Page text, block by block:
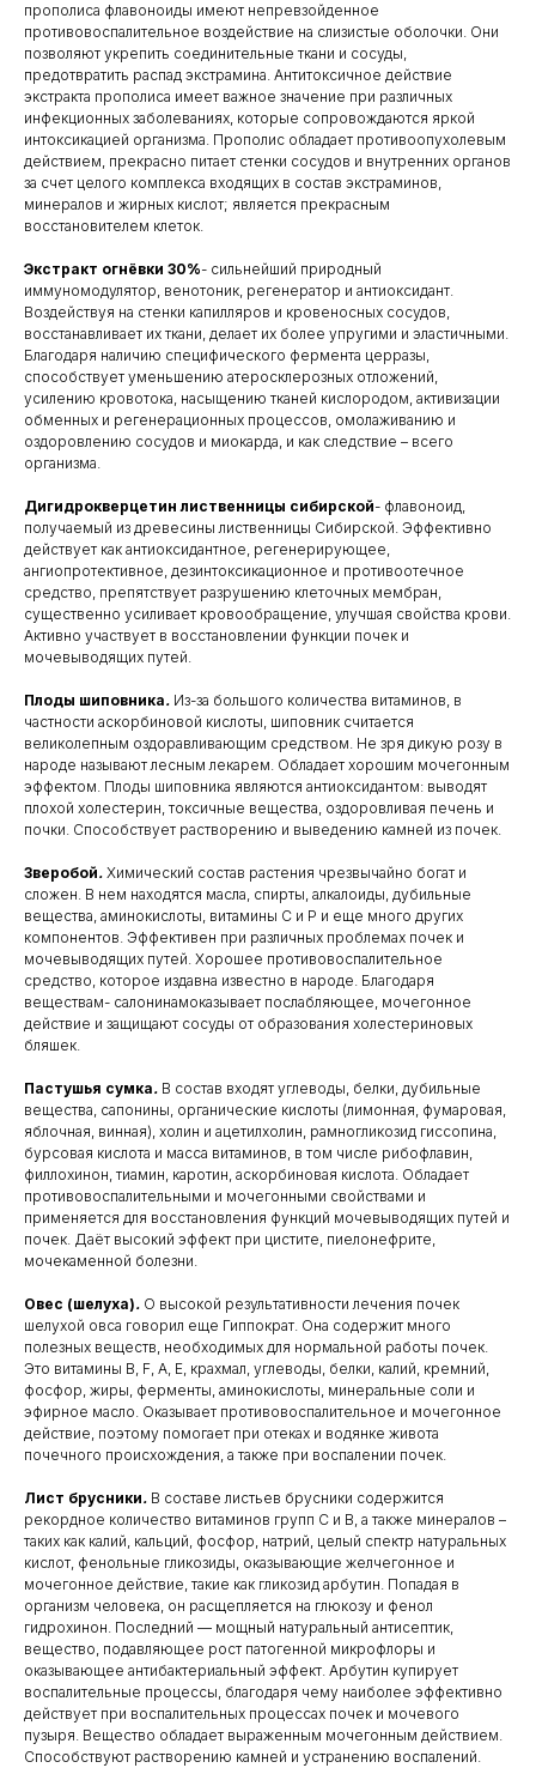
прополиса флавоноиды имеют непревзойденное
противовоспалительное воздействие на слизистые оболочки. Они
позволяют укрепить соединительные ткани и сосуды,
предотвратить распад экстрамина. Антитоксичное действие
экстракта прополиса имеет важное значение при различных
инфекционных заболеваниях, которые сопровождаются яркой
интоксикацией организма. Прополис обладает противоопухолевым
действием, прекрасно питает стенки сосудов и внутренних органов
за счет целого комплекса входящих в состав экстраминов,
минералов и жирных кислот; является прекрасным
восстановителем клеток.
Экстракт огнёвки 30%- сильнейший природный
иммуномодулятор, венотоник, регенератор и антиоксидант.
Воздействуя на стенки капилляров и кровеносных сосудов,
восстанавливает их ткани, делает их более упругими и эластичными.
Благодаря наличию специфического фермента церразы,
способствует уменьшению атеросклерозных отложений,
усилению кровотока, насыщению тканей кислородом, активизации
обменных и регенерационных процессов, омолаживанию и
оздоровлению сосудов и миокарда, и как следствие – всего
организма.
Дигидрокверцетин лиственницы сибирской- флавоноид,
получаемый из древесины лиственницы Сибирской. Эффективно
действует как антиоксидантное, регенерирующее,
ангиопротективное, дезинтоксикационное и противоотечное
средство, препятствует разрушению клеточных мембран,
существенно усиливает кровообращение, улучшая свойства крови.
Активно участвует в восстановлении функции почек и
мочевыводящих путей.
Плоды шиповника. Из-за большого количества витаминов, в
частности аскорбиновой кислоты, шиповник считается
великолепным оздоравливающим средством. Не зря дикую розу в
народе называют лесным лекарем. Обладает хорошим мочегонным
эффектом. Плоды шиповника являются антиоксидантом: выводят
плохой холестерин, токсичные вещества, оздоровливая печень и
почки. Способствует растворению и выведению камней из почек.
Зверобой. Химический состав растения чрезвычайно богат и
сложен. В нем находятся масла, спирты, алкалоиды, дубильные
вещества, аминокислоты, витамины С и Р и еще много других
компонентов. Эффективен при различных проблемах почек и
мочевыводящих путей. Хорошее противовоспалительное
средство, которое издавна известно в народе. Благодаря
веществам- салонинамоказывает послабляющее, мочегонное
действие и защищают сосуды от образования холестериновых
бляшек.
Пастушья сумка. В состав входят углеводы, белки, дубильные
вещества, сапонины, органические кислоты (лимонная, фумаровая,
яблочная, винная), холин и ацетилхолин, рамногликозид гиссопина,
бурсовая кислота и масса витаминов, в том числе рибофлавин,
филлохинон, тиамин, каротин, аскорбиновая кислота. Обладает
противовоспалительными и мочегонными свойствами и
применяется для восстановления функций мочевыводящих путей и
почек. Даёт высокий эффект при цистите, пиелонефрите,
мочекаменной болезни.
Овес (шелуха). О высокой результативности лечения почек
шелухой овса говорил еще Гиппократ. Она содержит много
полезных веществ, необходимых для нормальной работы почек.
Это витамины В, F, А, Е, крахмал, углеводы, белки, калий, кремний,
фосфор, жиры, ферменты, аминокислоты, минеральные соли и
эфирное масло. Оказывает противовоспалительное и мочегонное
действие, поэтому помогает при отеках и водянке живота
почечного происхождения, а также при воспалении почек.
Лист брусники. В составе листьев брусники содержится
рекордное количество витаминов групп С и В, а также минералов –
таких как калий, кальций, фосфор, натрий, целый спектр натуральных
кислот, фенольные гликозиды, оказывающие желчегонное и
мочегонное действие, такие как гликозид арбутин. Попадая в
организм человека, он расщепляется на глюкозу и фенол
гидрохинон. Последний — мощный натуральный антисептик,
вещество, подавляющее рост патогенной микрофлоры и
оказывающее антибактериальный эффект. Арбутин купирует
воспалительные процессы, благодаря чему наиболее эффективно
действует при воспалительных процессах почек и мочевого
пузыря. Вещество обладает выраженным мочегонным действием.
Способствуют растворению камней и устранению воспалений.